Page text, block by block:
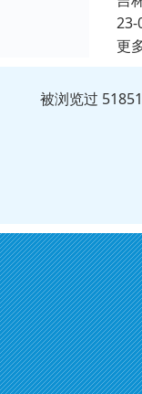
23-
更
被浏览过